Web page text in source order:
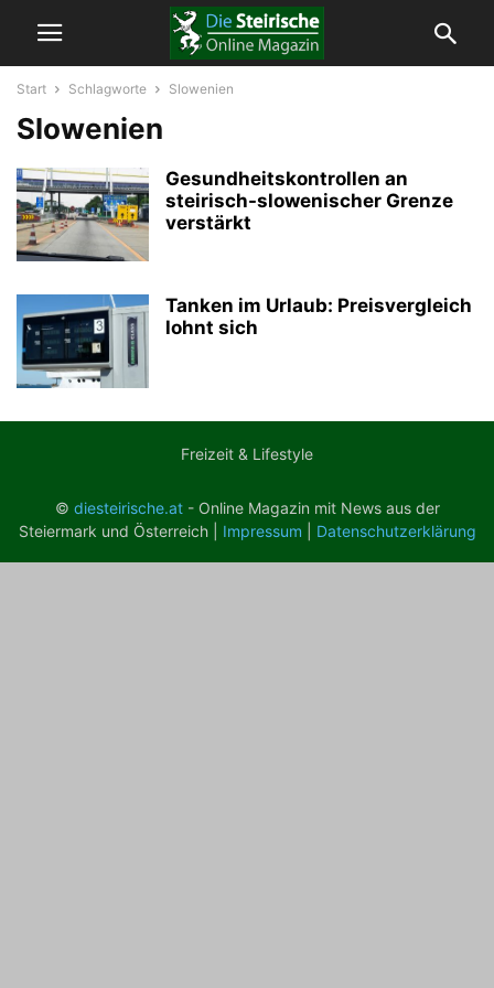
Start Schlagworte Slowenien
Slowenien
Gesundheitskontrollen an
steirisch-slowenischer Grenze
verstärkt
Tanken im Urlaub: Preisvergleich
lohnt sich
Freizeit & Lifestyle
© diesteirische.at- Online Magazin mit News aus der
Steiermark und Österreich | Impressum Datenschutzerklärung